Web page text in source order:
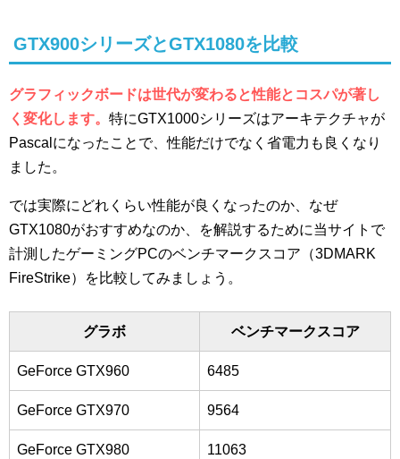
GTX900シリーズとGTX1080を比較
グラフィックボードは世代が変わると性能とコスパが著し
く変化します。 特にGTX1000シリーズはアーキテクチャが
Pascalになったことで、性能だけでなく省電力も良くなり
ました。
では実際にどれくらい性能が良くなったのか、なぜ
GTX1080がおすすめなのか、を解説するために当サイトで
計測したゲーミングPCのベンチマークスコア（3DMARK
FireStrike）を比較してみましょう。
グラボ ベンチマークスコア
GeForce GTX960 6485
GeForce GTX970 9564
GeForce GTX980 11063